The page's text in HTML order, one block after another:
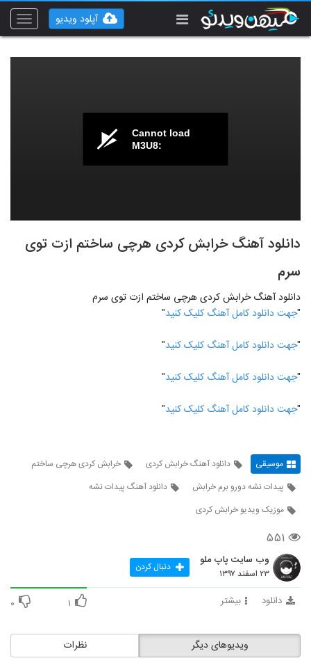
Toggle
آپلود ویدیو
Cannot load
M3U8:
دانلود آهنگ خرابش کردی هرچی ساختم ازت توی
سرم
دانلود آهنگ خرابش کردی هرچی ساختم ازت توی سرم
"جهت دانلود کامل آهنگ کلیک کنید"
"جهت دانلود کامل آهنگ کلیک کنید"
"جهت دانلود کامل آهنگ کلیک کنید"
"جهت دانلود کامل آهنگ کلیک کنید"
موسیقی دانلود آهنگ خرابش کردی
خرابش کردی هرچی ساختم
پیدات نشه دورو برم خرابش
دانلود آهنگ پیدات نشه
موزیک ویدیو خرابش کردی
۵۵۱
وب سایت پاپ ملو
۲۳ اسفند ۱۳۹۷ دنبال کردن
دانلود بیشتر ۱ ۰
نظرات ویدیوهای دیگر